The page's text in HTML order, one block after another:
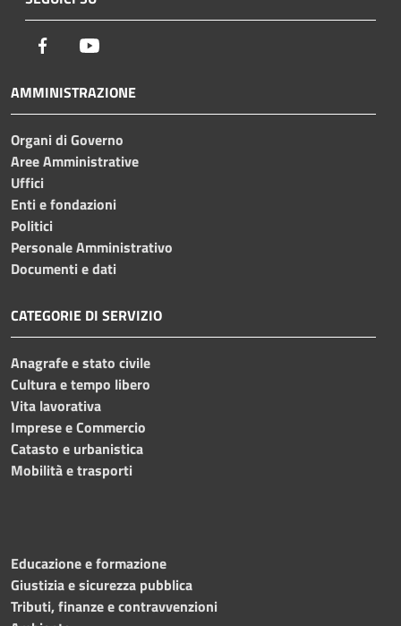
Facebook
AMMINISTRAZIONE
Organi di Governo
Aree Amministrative
Uffici
Enti e fondazioni
Politici
Personale Amministrativo
Documenti e dati
CATEGORIE DI SERVIZIO
Anagrafe e stato civile
Cultura e tempo libero
Vita lavorativa
Imprese e Commercio
Catasto e urbanistica
Mobilità e trasporti
Educazione e formazione
Giustizia e sicurezza pubblica
Tributi, finanze e contravvenzioni